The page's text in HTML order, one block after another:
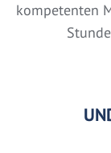
kompetenten